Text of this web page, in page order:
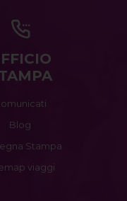
Blog
Stampa
viaggi